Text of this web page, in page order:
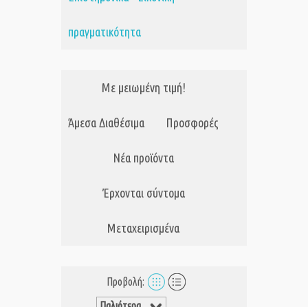
πραγματικότητα
Με μειωμένη τιμή!
Άμεσα Διαθέσιμα Προσφορές
Νέα προϊόντα
Έρχονται σύντομα
Μεταχειρισμένα
Προβολή: